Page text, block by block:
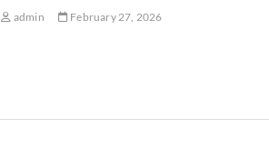
admin February 27, 2026